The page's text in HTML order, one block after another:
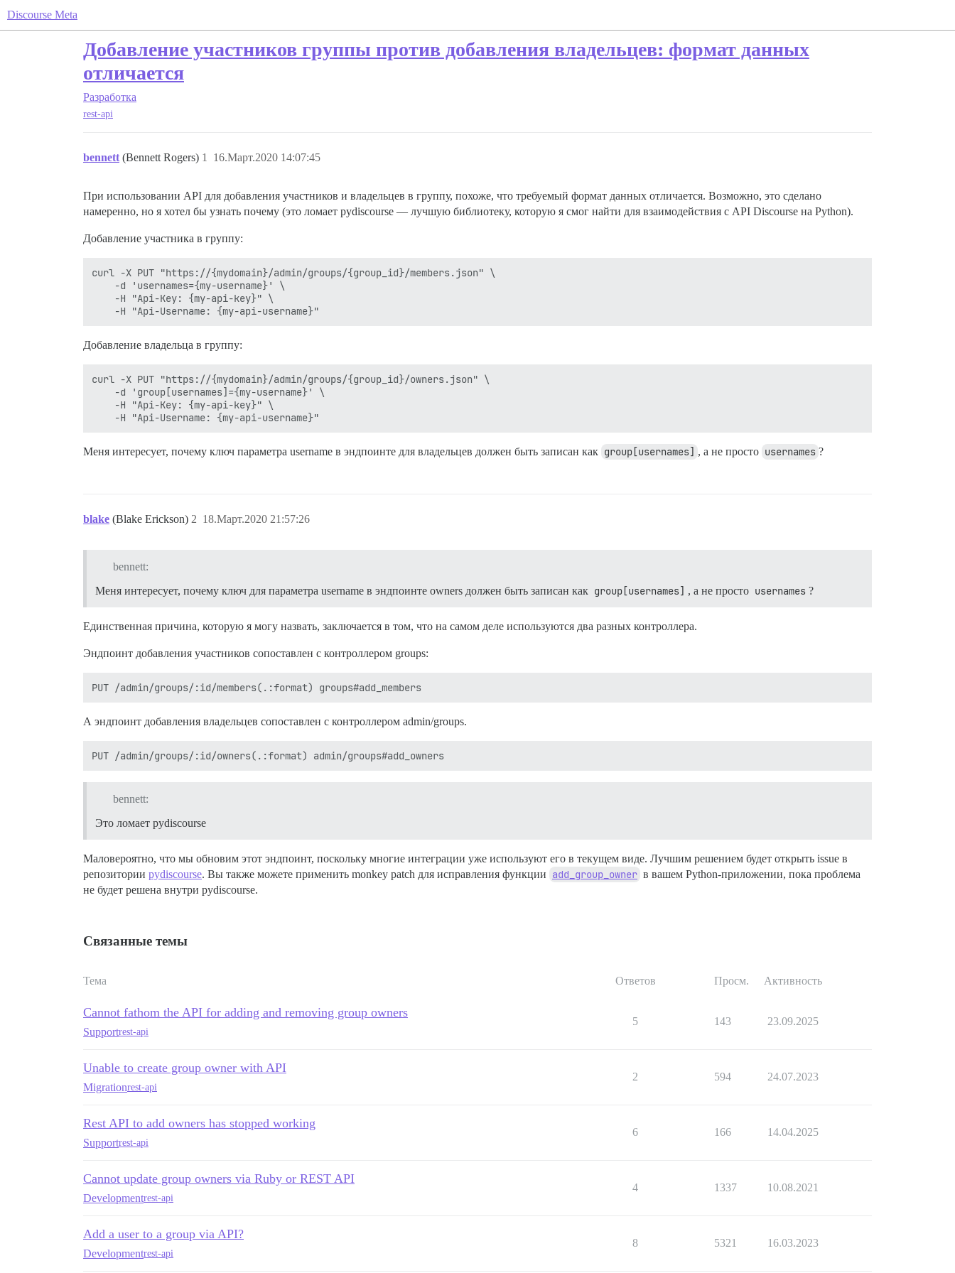
Discourse Meta
Добавление участников группы против добавления владельцев: формат данных
отличается
Разработка
rest-api
bennett (Bennett Rogers) 16.Март.2020 14:07:45
1
При использовании API для добавления участников и владельцев в группу, похоже, что требуемый формат данных отличается. Возможно, это сделано
намеренно, но я хотел бы узнать почему (это ломает pydiscourse — лучшую библиотеку, которую я смог найти для взаимодействия с API Discourse на Python).
Добавление участника в группу:
curl -X PUT "https://{mydomain}/admin/groups/{group_id}/members.json" \
    -d 'usernames={my-username}' \
    -H "Api-Key: {my-api-key}" \
Добавление владельца в группу:
curl -X PUT "https://{mydomain}/admin/groups/{group_id}/owners.json" \
    -d 'group[usernames]={my-username}' \
    -H "Api-Key: {my-api-key}" \
Меня интересует, почему ключ параметра username в эндпоинте для владельцев должен быть записан как group[usernames] , а не просто usernames ?
blake (Blake Erickson) 18.Март.2020 21:57:26
2
bennett:
Меня интересует, почему ключ для параметра username в эндпоинте owners должен быть записан как group[usernames] , а не просто usernames ?
Единственная причина, которую я могу назвать, заключается в том, что на самом деле используются два разных контроллера.
Эндпоинт добавления участников сопоставлен с контроллером groups:
А эндпоинт добавления владельцев сопоставлен с контроллером admin/groups.
bennett:
Это ломает pydiscourse
Маловероятно, что мы обновим этот эндпоинт, поскольку многие интеграции уже используют его в текущем виде. Лучшим решением будет открыть issue в
репозитории pydiscourse. Вы также можете применить monkey patch для исправления функции add_group_owner в вашем Python-приложении, пока проблема
не будет решена внутри pydiscourse.
Связанные темы
Тема Ответов Просм. Активность
Cannot fathom the API for adding and removing group owners
Supportrest-api
5 143 23.09.2025
Unable to create group owner with API
Migrationrest-api
2 594 24.07.2023
Rest API to add owners has stopped working
Supportrest-api
6 166 14.04.2025
Cannot update group owners via Ruby or REST API
Developmentrest-api
4 1337 10.08.2021
Add a user to a group via API?
Developmentrest-api
8 5321 16.03.2023